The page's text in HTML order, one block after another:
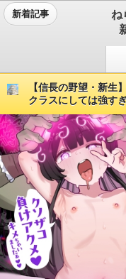
新着記事
ね
【信長の野望・新生
クラスにしては強す